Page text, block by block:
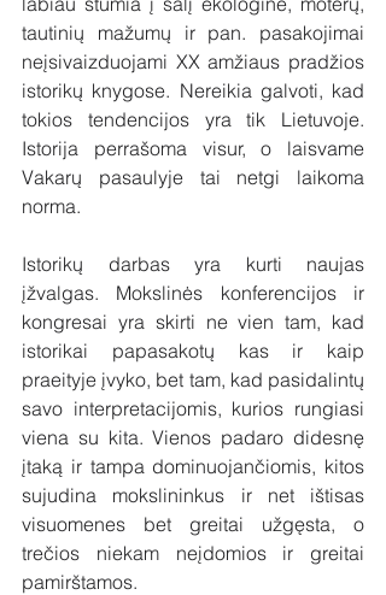
tautinių mažumų ir pan. pasakojimai
neįsivaizduojami XX amžiaus pradžios
istorikų knygose. Nereikia galvoti, kad
tokios tendencijos yra tik Lietuvoje.
Istorija perrašoma visur, o laisvame
Vakarų pasaulyje tai netgi laikoma
norma.
Istorikų darbas yra kurti naujas
įžvalgas. Mokslinės konferencijos ir
kongresai yra skirti ne vien tam, kad
istorikai papasakotų kas ir kaip
praeityje įvyko, bet tam, kad pasidalintų
savo interpretacijomis, kurios rungiasi
viena su kita. Vienos padaro didesnę
įtaką ir tampa dominuojančiomis, kitos
sujudina mokslininkus ir net ištisas
visuomenes bet greitai užgęsta, o
trečios niekam neįdomios ir greitai
pamirštamos.